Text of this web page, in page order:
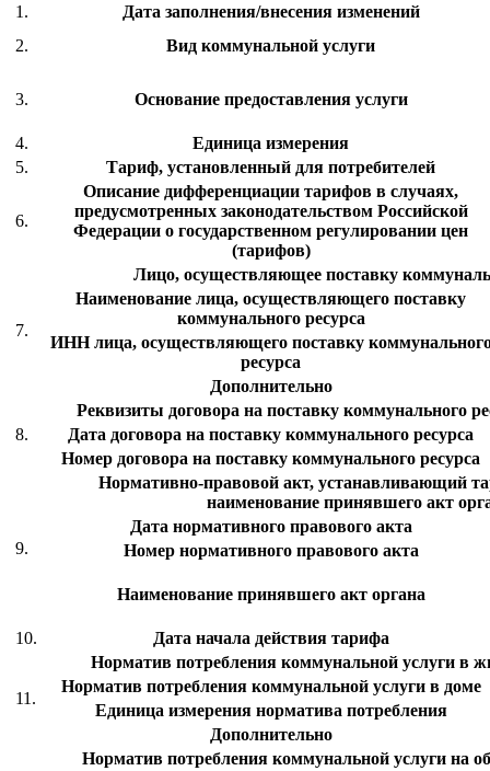
1.
Дата заполнения/внесения изменений
2.
Вид коммунальной услуги
3. Основание предоставления услуги
4.
Единица измерения
5.
Тариф, установленный для потребителей
6.
Описание дифференциации тарифов в случаях,
предусмотренных законодательством Российской
Федерации о государственном регулировании цен
(тарифов)
7.
Лицо, осуществляющее поставку
Наименование лица, осуществляющего поставку
коммунального ресурса
ИНН лица, осуществляющего поставку
ресурса
Дополнительно
8.
Реквизиты договора на поставку коммунального
Дата договора на поставку коммунального ресурса
Номер договора на поставку коммунального ресурса
9.
Нормативно-правовой акт, устанавливающий
наименование принявшего акт
Дата нормативного правового акта
Номер нормативного правового акта
Наименование принявшего акт органа
10. Дата начала действия тарифа
11.
Норматив потребления коммунальной услуги в
Норматив потребления коммунальной услуги в доме
Единица измерения норматива потребления
Дополнительно
Норматив потребления коммунальной услуги на